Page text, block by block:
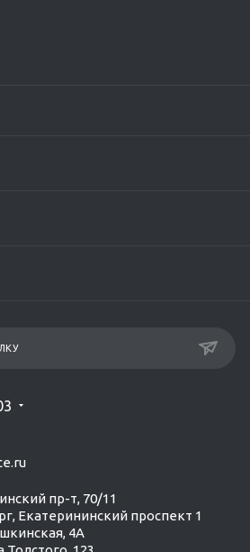
пр-т, 70/11
Екатерининский проспект 1
4А